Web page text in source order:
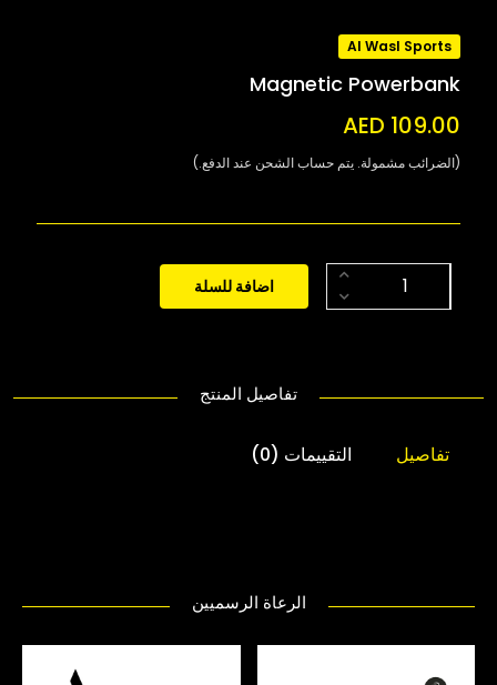
Al Wasl Sports
Magnetic Powerbank
AED 109.00
(الضرائب مشمولة. يتم حساب الشحن عند الدفع.)
اضافة للسلة
تفاصيل المنتج
تفاصيل التقييمات (0)
الرعاة الرسميين